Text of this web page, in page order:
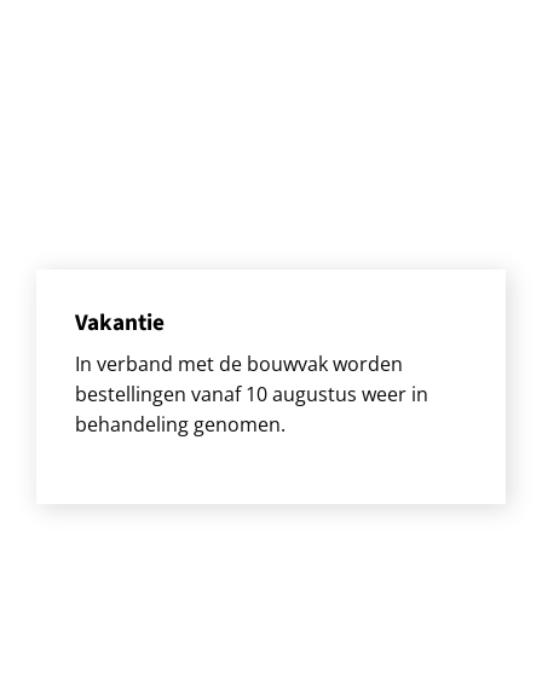
Vakantie
In verband met de bouwvak worden
bestellingen vanaf 10 augustus weer in
behandeling genomen.